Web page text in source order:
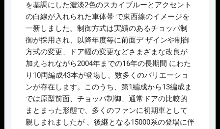
を基調にした濃淡2色のスカイブルーとアクセント
の白線が入れられた車体帯 で東西線のイメージを
一新しました。制御方式は実績のあるチョッパ制
御が採用され、以降年度毎に前面デ ザインや制御
方式の変更、ドア幅の変更などさまざまな改良が
加えられながら2004年までの16年の長期間 にわた
り10両編成43本が登場し、数多くのバリエーショ
ンが存在します。このうち、第1編成から13編成ま
では原型前面、チョッパ制御、通常ドアの比較的
まとまった形態で、多くのファンに初期車として
親しまれましたが 、後継となる15000系の登場に伴